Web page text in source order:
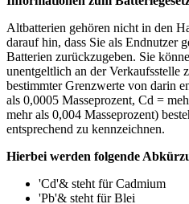
Altbatterien gehören nicht in den
darauf hin, dass Sie als Endnutzer
Batterien zurückzugeben. Sie
unentgeltlich an der Verkaufsstelle
bestimmter Grenzwerte von darin
als 0,0005 Masseprozent, Cd =
mehr als 0,004 Masseprozent)
entsprechend zu kennzeichnen.
Hierbei werden folgende
'Cd'& steht für Cadmium
'Pb'& steht für Blei